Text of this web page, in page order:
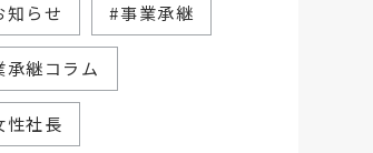
知らせ #事業承継
承継コラム
性社長